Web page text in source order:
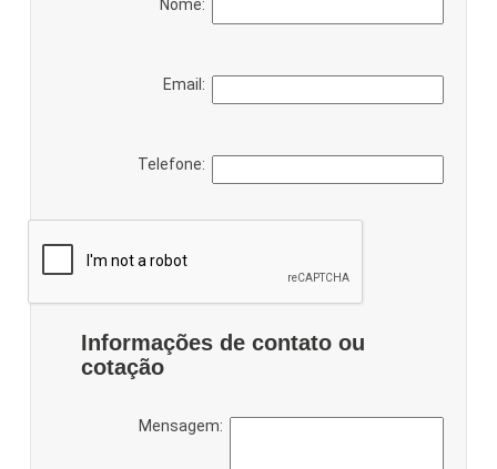
Nome:
Email:
Telefone:
Informações de contato ou
cotação
Mensagem: